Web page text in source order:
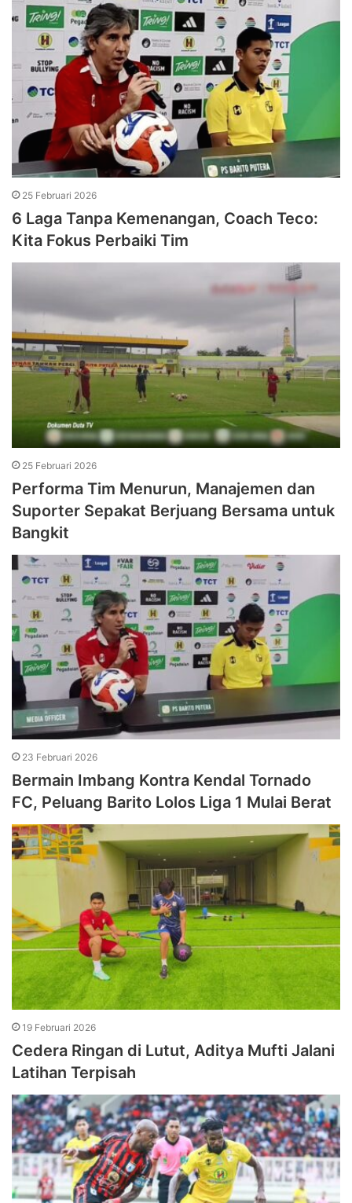
25 Februari 2026
6 Laga Tanpa Kemenangan, Coach Teco:
Kita Fokus Perbaiki Tim
25 Februari 2026
Performa Tim Menurun, Manajemen dan
Suporter Sepakat Berjuang Bersama untuk
Bangkit
23 Februari 2026
Bermain Imbang Kontra Kendal Tornado
FC, Peluang Barito Lolos Liga 1 Mulai Berat
19 Februari 2026
Cedera Ringan di Lutut, Aditya Mufti Jalani
Latihan Terpisah